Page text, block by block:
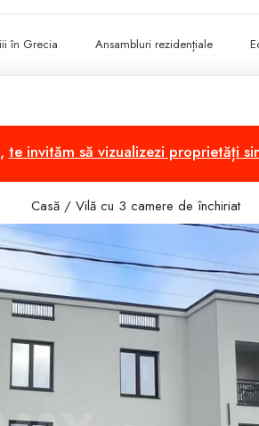
în Grecia Ansambluri rezidențiale
te invităm să vizualizezi proprietăți
Casă / Vilă cu 3 camere de închiriat